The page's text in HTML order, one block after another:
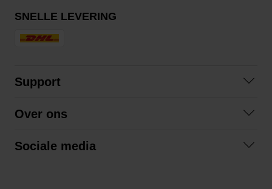
SNELLE LEVERING
Support
Algemene voorwaarden
Over ons
Sociale media